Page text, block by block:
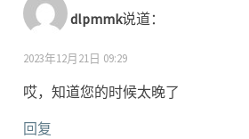
dlpmmk说道：
2023年12月21日 09:29
哎，知道您的时候太晚了
回复